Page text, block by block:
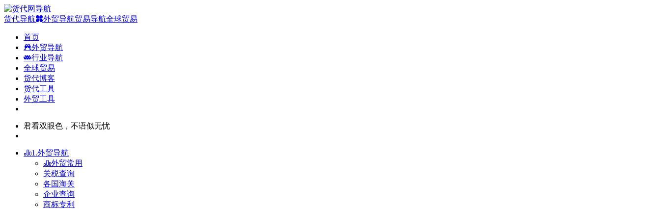
货代导航 外贸导航贸易导航全球贸易
首页
外贸导航
行业导航
全球贸易
货代博客
货代工具
外贸工具
君看双眼色，不语似无忧
1.外贸导航
外贸常用
关税查询
各国海关
企业查询
商标专利